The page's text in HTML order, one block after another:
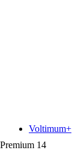
Premium 14
Voltimum+